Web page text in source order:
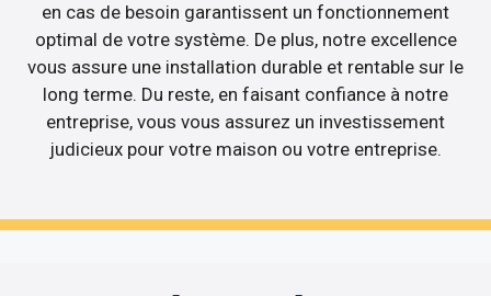
en cas de besoin garantissent un fonctionnement
optimal de votre système. De plus, notre excellence
vous assure une installation durable et rentable sur le
long terme. Du reste, en faisant confiance à notre
entreprise, vous vous assurez un investissement
judicieux pour votre maison ou votre entreprise.